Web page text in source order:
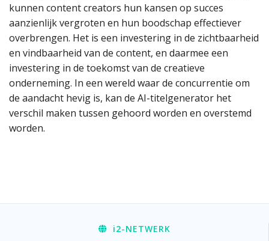
kunnen content creators hun kansen op succes
aanzienlijk vergroten en hun boodschap effectiever
overbrengen. Het is een investering in de zichtbaarheid
en vindbaarheid van de content, en daarmee een
investering in de toekomst van de creatieve
onderneming. In een wereld waar de concurrentie om
de aandacht hevig is, kan de AI-titelgenerator het
verschil maken tussen gehoord worden en overstemd
worden.
i2-NETWERK